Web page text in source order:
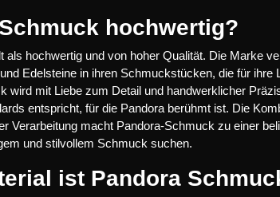
hochwertig?
als hochwertig und von hoher Qualität. Die Marke
Edelsteine in ihren Schmuckstücken, die für ihre
wird mit Liebe zum Detail und handwerklicher
entspricht, für die Pandora berühmt ist. Die
Verarbeitung macht Pandora-Schmuck zu einer
und stilvollem Schmuck suchen.
ist Pandora